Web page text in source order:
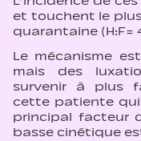
et touchent le
quarantaine (H:F=
Le mécanisme
mais des
survenir à plus
cette patiente qui
principal facteur
basse cinétique